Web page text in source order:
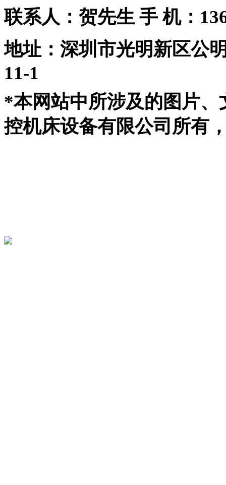
联系人：贺先生 手 机：
地址：深圳市光明新区公
11-1
*本网站中所涉及的图片
控机床设备有限公司所有